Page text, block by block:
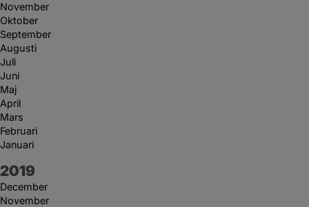
November
Oktober
September
Augusti
Juli
Juni
Maj
April
Mars
Februari
Januari
År:
2019
December
November